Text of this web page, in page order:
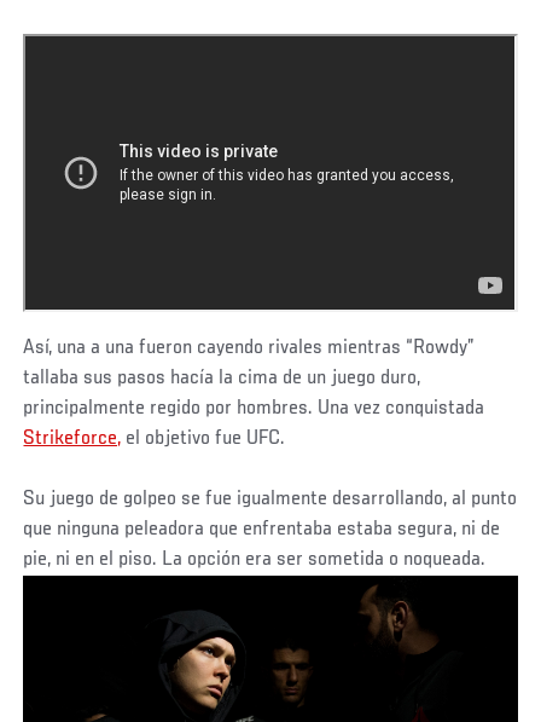
Así, una a una fueron cayendo rivales mientras “Rowdy”
tallaba sus pasos hacía la cima de un juego duro,
principalmente regido por hombres. Una vez conquistada
Strikeforce, el objetivo fue UFC.
Su juego de golpeo se fue igualmente desarrollando, al punto
que ninguna peleadora que enfrentaba estaba segura, ni de
pie, ni en el piso. La opción era ser sometida o noqueada.